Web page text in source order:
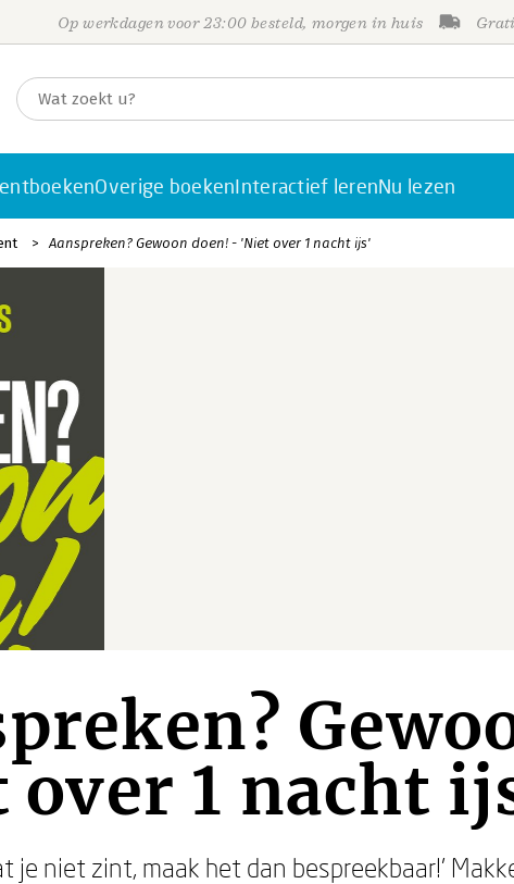
Op werkdagen voor 23:00 besteld, morgen in huis
Overige boekenInteractief lerenNu lezen
Aanspreken? Gewoon doen! - 'Niet over 1 nacht ijs'
over 1 nacht
je niet zint, maak het dan bespreekbaar!’